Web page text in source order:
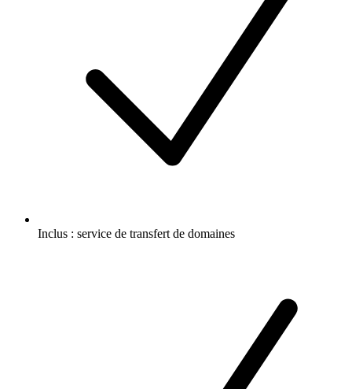
Inclus : service de transfert de domaines